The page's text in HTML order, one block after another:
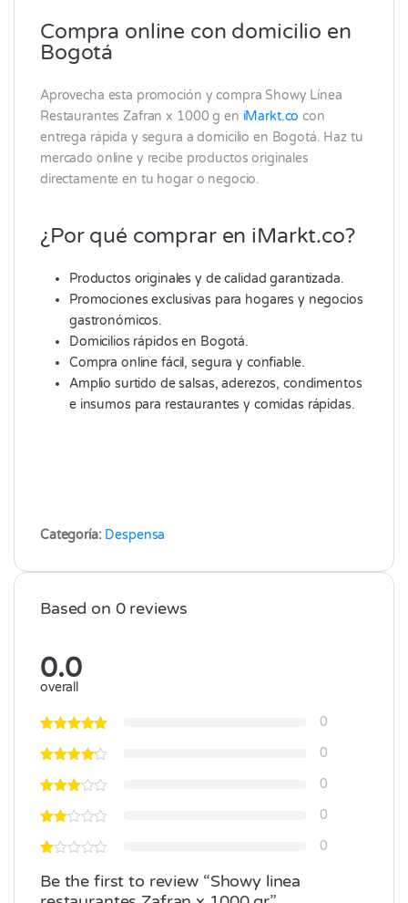
Compra online con domicilio en
Bogotá
Aprovecha esta promoción y compra Showy Línea
Restaurantes Zafran x 1000 g en iMarkt.co con
entrega rápida y segura a domicilio en Bogotá. Haz tu
mercado online y recibe productos originales
directamente en tu hogar o negocio.
¿Por qué comprar en iMarkt.co?
Productos originales y de calidad garantizada.
Promociones exclusivas para hogares y negocios
gastronómicos.
Domicilios rápidos en Bogotá.
Compra online fácil, segura y confiable.
Amplio surtido de salsas, aderezos, condimentos
e insumos para restaurantes y comidas rápidas.
Categoría: Despensa
Based on 0 reviews
0.0
overall
0
0
0
0
0
Be the first to review “Showy linea